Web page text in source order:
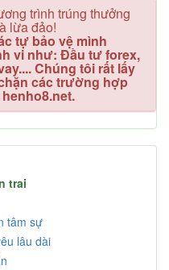
trình trúng thưởng
lừa đảo!
tự bảo vệ mình
vi như: Đầu tư forex,
Chúng tôi rất lấy
các trường hợp
trai
tâm sự
lâu dài